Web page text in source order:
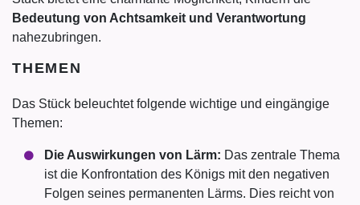
Bedeutung von Achtsamkeit und Verantwortung
nahezubringen.
THEMEN
Das Stück beleuchtet folgende wichtige und eingängige
Themen:
Die Auswirkungen von Lärm: Das zentrale Thema
ist die Konfrontation des Königs mit den negativen
Folgen seines permanenten Lärms. Dies reicht von